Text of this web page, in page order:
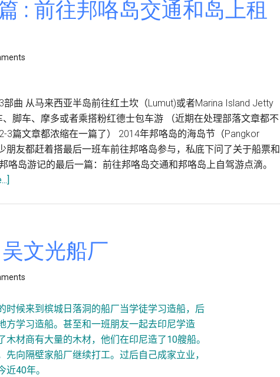
: 前往邦咯岛交通和岛上租
曲 从马来西亚半岛前往红土坎（Lumut)或者Marina Island Jetty
脚车、摩多或者乘搭粉红德士包车游 （近期在处理部落文章都不
3篇文章都浓缩在一篇了） 2014年邦咯岛的海岛节（Pangkor
朋友都赶着搭最后一班车前往邦咯岛参与，私底下问了关于船票和
咯岛游记的最后一篇：前往邦咯岛交通和邦咯岛上自驾游点滴。
咯
岛
篇
前
往
邦
文光船厂